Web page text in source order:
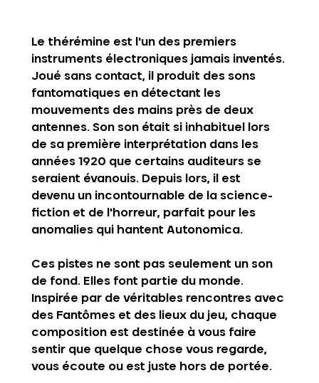
Le thérémine est l'un des premiers
instruments électroniques jamais inventés.
Joué sans contact, il produit des sons
fantomatiques en détectant les
mouvements des mains près de deux
antennes. Son son était si inhabituel lors
de sa première interprétation dans les
années 1920 que certains auditeurs se
seraient évanouis. Depuis lors, il est
devenu un incontournable de la science-
fiction et de l'horreur, parfait pour les
anomalies qui hantent Autonomica.
Ces pistes ne sont pas seulement un son
de fond. Elles font partie du monde.
Inspirée par de véritables rencontres avec
des Fantômes et des lieux du jeu, chaque
composition est destinée à vous faire
sentir que quelque chose vous regarde,
vous écoute ou est juste hors de portée.